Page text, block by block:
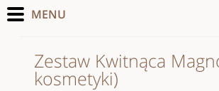
Zestaw Kwitnąca
kosmetyki)